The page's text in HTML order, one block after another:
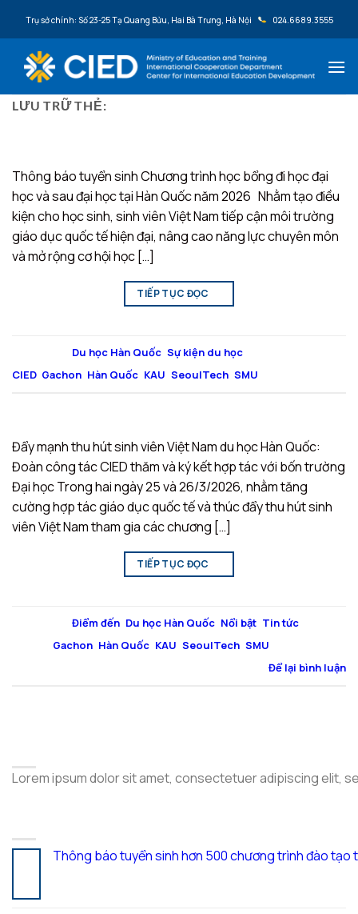
Trụ sở chính: Số 23-25 Tạ Quang Bửu, Hai Bà Trưng, Hà Nội 024.6689.3555
LƯU TRỮ THẺ:
Thông báo tuyển sinh Chương trình học bổng đi học đại
học và sau đại học tại Hàn Quốc năm 2026 Nhằm tạo điều
kiện cho học sinh, sinh viên Việt Nam tiếp cận môi trường
giáo dục quốc tế hiện đại, nâng cao năng lực chuyên môn
và mở rộng cơ hội học […]
TIẾP TỤC ĐỌC
Du học Hàn Quốc Sự kiện du học
CIED, Gachon Hàn Quốc KAU SeoulTech SMU
Đẩy mạnh thu hút sinh viên Việt Nam du học Hàn Quốc:
Đoàn công tác CIED thăm và ký kết hợp tác với bốn trường
Đại học Trong hai ngày 25 và 26/3/2026, nhằm tăng
cường hợp tác giáo dục quốc tế và thúc đẩy thu hút sinh
viên Việt Nam tham gia các chương […]
TIẾP TỤC ĐỌC
Điểm đến Du học Hàn Quốc Nổi bật Tin tức
Gachon Hàn Quốc KAU SeoulTech SMU
Để lại bình luận
Lorem ipsum dolor sit amet, consectetuer adipiscing elit,
Thông báo tuyển sinh hơn 500 chương trình đào tạo